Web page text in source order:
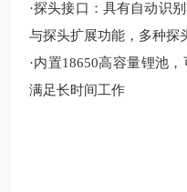
·探头接口 ： 具有自动识
与探头扩展功能，多种探
·内置18650高容量锂池
满足长时间工作